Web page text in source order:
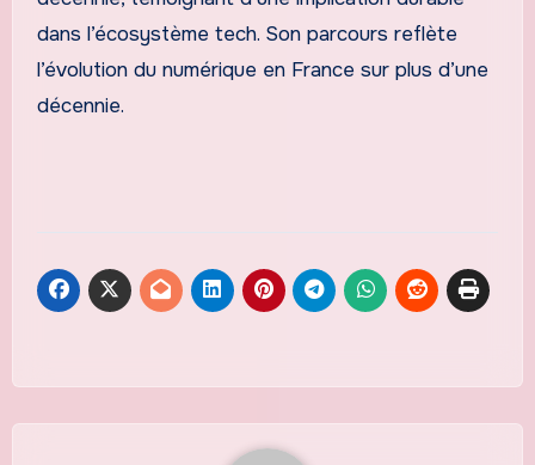
dans l’écosystème tech. Son parcours reflète
l’évolution du numérique en France sur plus d’une
décennie.